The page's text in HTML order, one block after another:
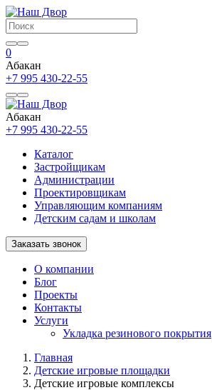
0
Абакан
+7 995 430-22-55
Абакан
+7 995 430-22-55
Каталог
Застройщикам
Администрации
Проектировщикам
Управляющим компаниям
Детским садам и школам
Заказать звонок
О компании
Блог
Проекты
Контакты
Услуги
Укладка резинового покрытия
Главная
Детские игровые площадки
Детские игровые комплексы